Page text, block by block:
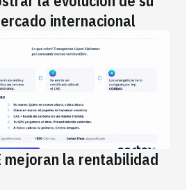
internacional
mejoran la rentabilidad